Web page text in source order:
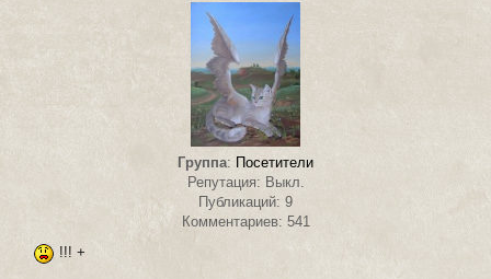
Группа: Посетители
Репутация: Выкл.
Публикаций: 9
Комментариев: 541
!!! +